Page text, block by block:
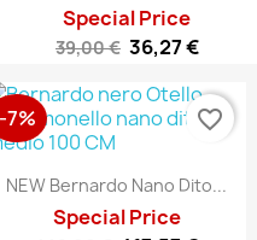
Special Price
39,00 € 36,27 €
NEW Bernardo Nano Dito...
Special Price
-7% favorite_border